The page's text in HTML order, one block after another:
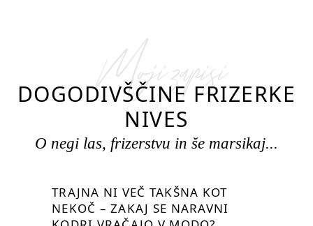
Moji zapisi
DOGODIVŠČINE FRIZERKE
NIVES
O negi las, frizerstvu in še marsikaj...
TRAJNA NI VEČ TAKŠNA KOT
NEKOČ – ZAKAJ SE NARAVNI